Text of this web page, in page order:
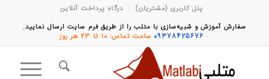
پنل کاربری (مشتریان)
درگاه پرداخت آنلاین
سفارش آموزش و شبیه‌سازی با متلب را از طریق فرم سایت ارسال نمایید.
09378425676 ساعت تماس: 10 تا 23 هر روز